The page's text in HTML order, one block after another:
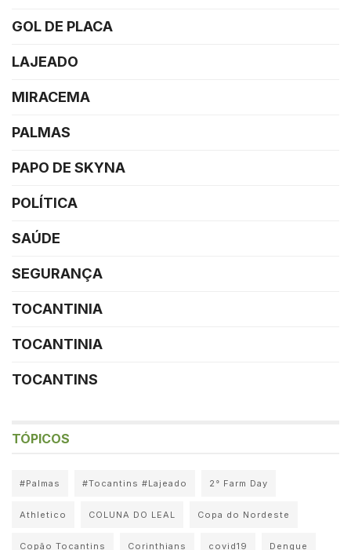
GOL DE PLACA
LAJEADO
MIRACEMA
PALMAS
PAPO DE SKYNA
POLÍTICA
SAÚDE
SEGURANÇA
TOCANTINIA
TOCANTINIA
TOCANTINS
TÓPICOS
#Palmas #Tocantins #Lajeado 2° Farm Day
Athletico COLUNA DO LEAL Copa do Nordeste
Copão Tocantins Corinthians covid19 Dengue